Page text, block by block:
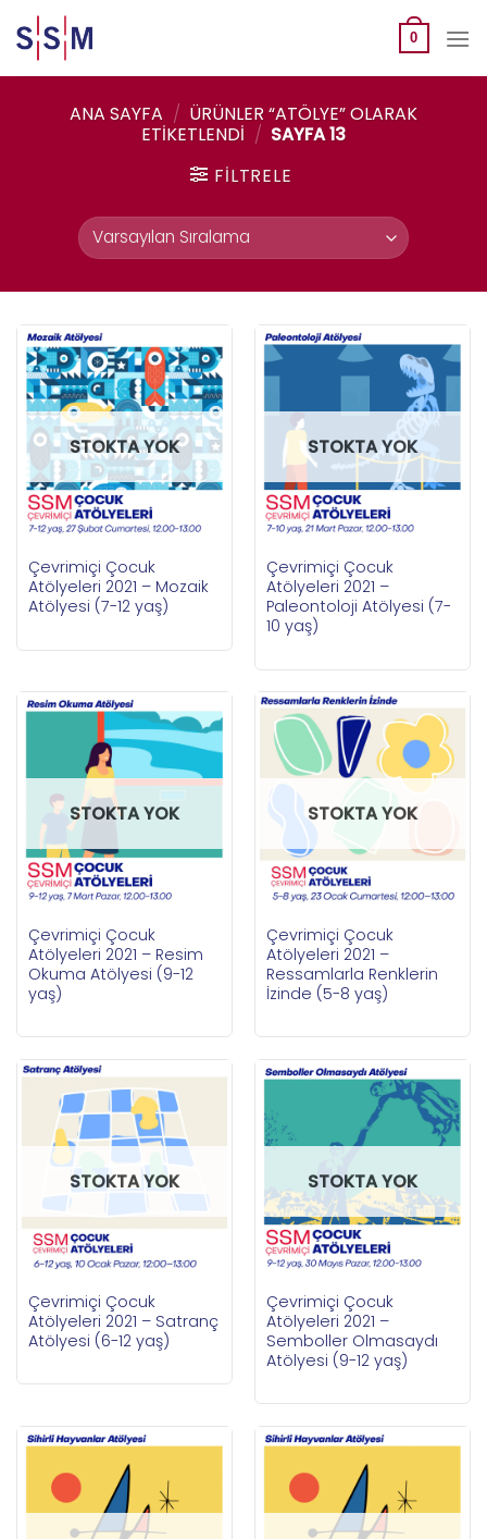
to
content
0
ANA SAYFA / ÜRÜNLER “ATÖLYE” OLARAK
ETIKETLENDI / SAYFA 13
FILTRELE
STOKTA YOK
Çevrimiçi Çocuk
Atölyeleri 2021 – Mozaik
Atölyesi (7-12 yaş)
STOKTA YOK
Çevrimiçi Çocuk
Atölyeleri 2021 –
Paleontoloji Atölyesi (7-
10 yaş)
STOKTA YOK
Çevrimiçi Çocuk
Atölyeleri 2021 – Resim
Okuma Atölyesi (9-12
yaş)
STOKTA YOK
Çevrimiçi Çocuk
Atölyeleri 2021 –
Ressamlarla Renklerin
İzinde (5-8 yaş)
STOKTA YOK
Çevrimiçi Çocuk
Atölyeleri 2021 – Satranç
Atölyesi (6-12 yaş)
STOKTA YOK
Çevrimiçi Çocuk
Atölyeleri 2021 –
Semboller Olmasaydı
Atölyesi (9-12 yaş)